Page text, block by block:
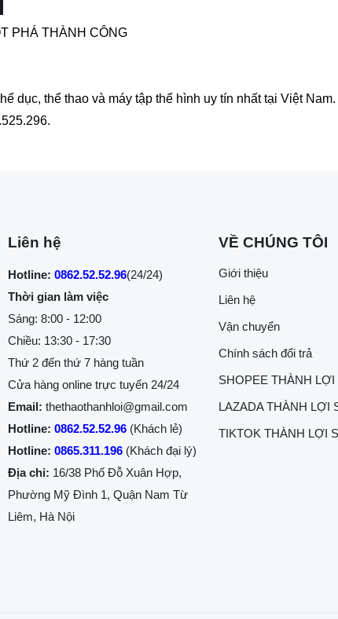
PHÁ THÀNH CÔNG
dục, thể thao và máy tập thể hình uy tín nhất tại Việt
Liên hệ
Hotline: 0862.52.52.96(24/24)
Thời gian làm việc
Sáng: 8:00 - 12:00
Chiều: 13:30 - 17:30
Thứ 2 đến thứ 7 hàng tuần
Cửa hàng online trực tuyến 24/24
Email: thethaothanhloi@gmail.com
Hotline: 0862.52.52.96 (Khách lẻ)
Hotline: 0865.311.196 (Khách đại lý)
Địa chỉ: 16/38 Phố Đỗ Xuân Hợp,
Phường Mỹ Đình 1, Quận Nam Từ
Liêm, Hà Nội
VỀ CHÚNG TÔI
Giới thiệu
Liên hệ
Vận chuyển
Chính sách đổi trả
SHOPEE THÀNH LỢI
LAZADA THÀNH LỢI
TIKTOK THÀNH LỢI